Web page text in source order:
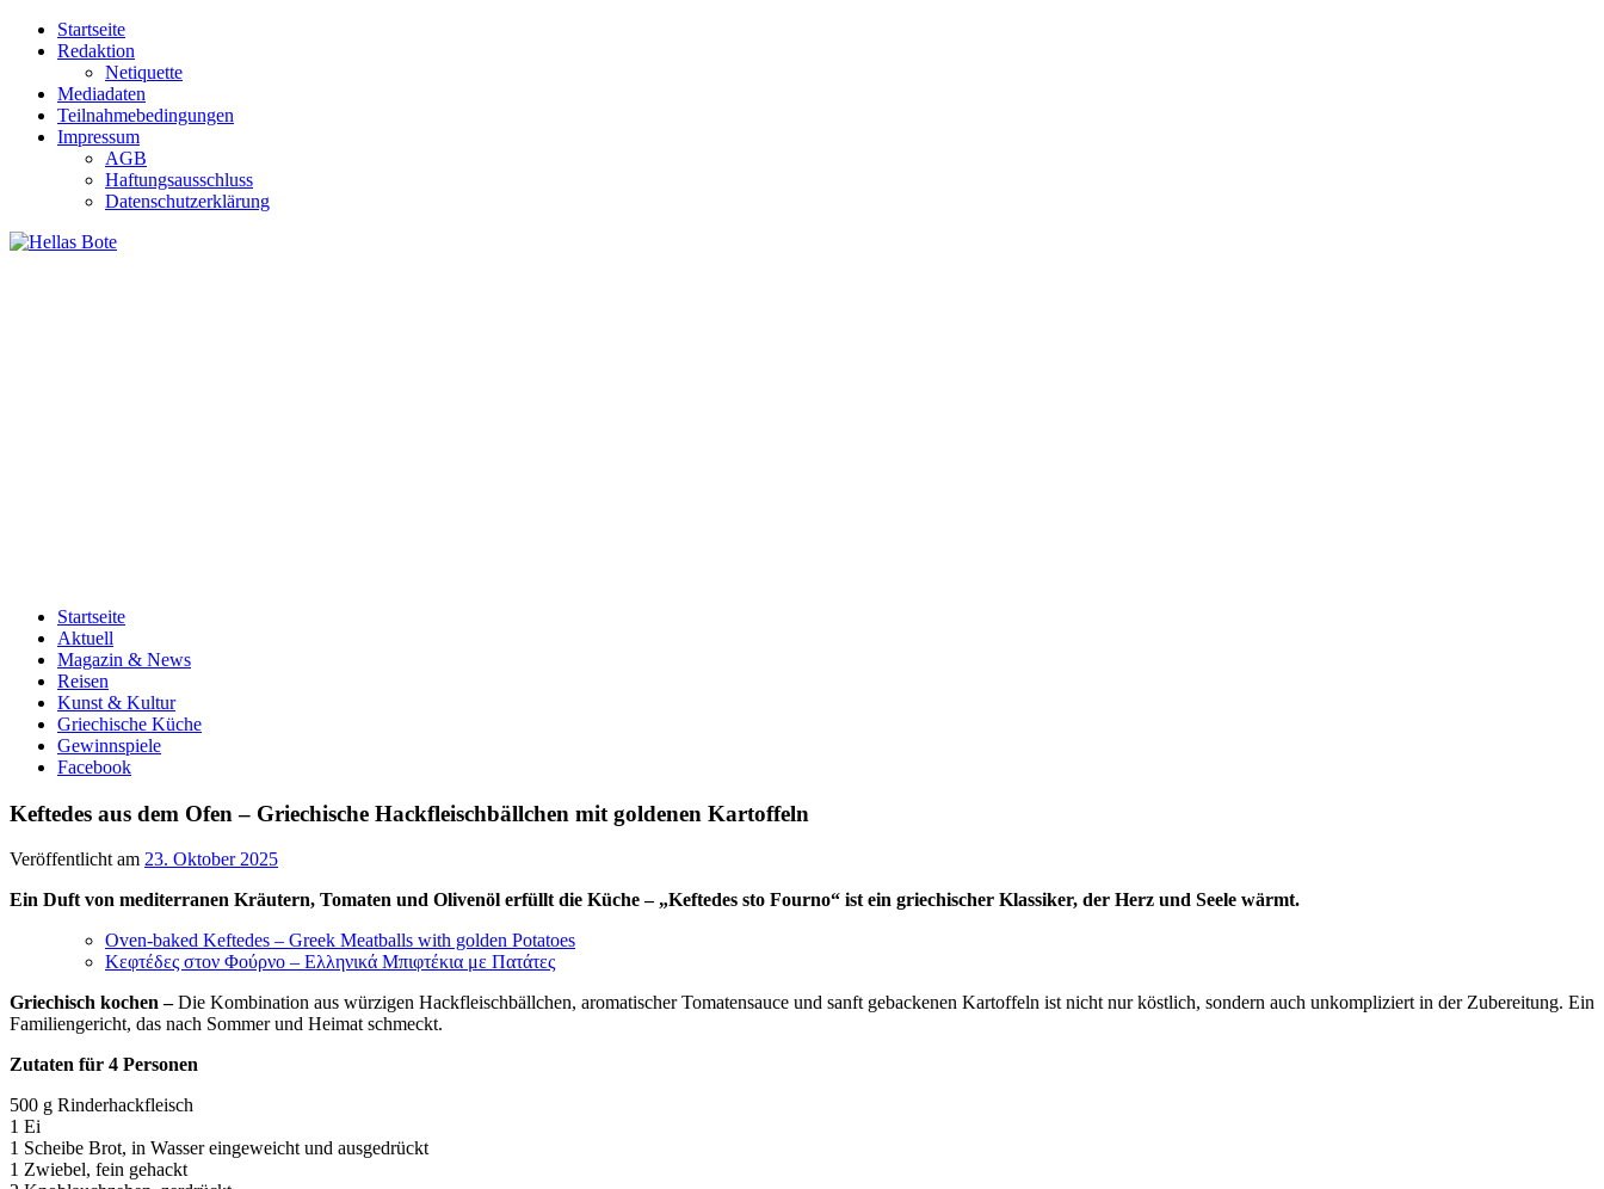
Zum
Inhalt
Startseite
Redaktion
Netiquette
Mediadaten
Teilnahmebedingungen
Impressum
AGB
Haftungsausschluss
Datenschutzerklärung
Startseite
Aktuell
Magazin & News
Reisen
Kunst & Kultur
Griechische Küche
Gewinnspiele
Facebook
Keftedes aus dem Ofen – Griechische Hackfleischbällchen mit goldenen Kartoffeln
Veröffentlicht am 23. Oktober 2025
Ein Duft von mediterranen Kräutern, Tomaten und Olivenöl erfüllt die Küche – „Keftedes sto Fourno“ ist ein griechischer Klassiker, der Herz und Seele wärmt.
Oven-baked Keftedes – Greek Meatballs with golden Potatoes
Κεφτέδες στον Φούρνο – Ελληνικά Μπιφτέκια με Πατάτες
Griechisch kochen –Die Kombination aus würzigen Hackfleischbällchen, aromatischer Tomatensauce und sanft gebackenen Kartoffeln ist nicht nur köstlich, sondern auch unkompliziert in der Zubereitung. Ein
Familiengericht, das nach Sommer und Heimat schmeckt.
Zutaten für 4 Personen
500 g Rinderhackfleisch
1 Ei
1 Scheibe Brot, in Wasser eingeweicht und ausgedrückt
1 Zwiebel, fein gehackt